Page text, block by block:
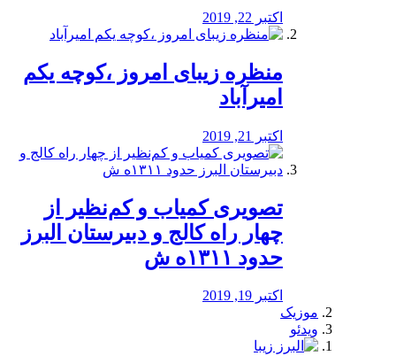
اکتبر 22, 2019
منظره‌‌ زیبای امروز ،کوچه یکم
امیرآباد
اکتبر 21, 2019
️تصویری کمیاب و کم‌نظیر از
چهار راه كالج و دبيرستان البرز
حدود ۱۳۱۱ه ش
اکتبر 19, 2019
موزیک
ویدئو